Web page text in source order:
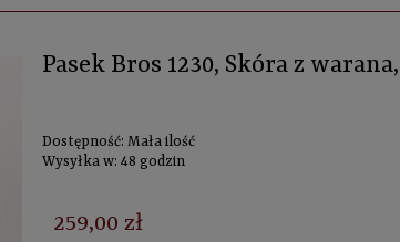
Pasek Bros 1230, Skóra z
Dostępność: Mała ilość
Wysyłka w: 48 godzin
259,00 zł